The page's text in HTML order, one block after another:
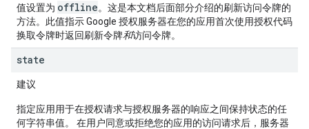
值设置为 offline。这是本文档后面部分介绍的刷新访问令牌的
方法。此值指示 Google 授权服务器在您的应用首次使用授权代码
换取令牌时返回刷新令牌和访问令牌。
state
建议
指定应用用于在授权请求与授权服务器的响应之间保持状态的任
何字符串值。 在用户同意或拒绝您的应用的访问请求后，服务器